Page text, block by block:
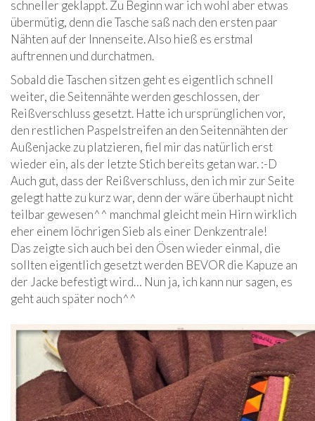
schneller geklappt. Zu Beginn war ich wohl aber etwas
übermütig, denn die Tasche saß nach den ersten paar
Nähten auf der Innenseite. Also hieß es erstmal
auftrennen und durchatmen.
Sobald die Taschen sitzen geht es eigentlich schnell
weiter, die Seitennähte werden geschlossen, der
Reißverschluss gesetzt. Hatte ich ursprünglichen vor,
den restlichen Paspelstreifen an den Seitennähten der
Außenjacke zu platzieren, fiel mir das natürlich erst
wieder ein, als der letzte Stich bereits getan war. :-D
Auch gut, dass der Reißverschluss, den ich mir zur Seite
gelegt hatte zu kurz war, denn der wäre überhaupt nicht
teilbar gewesen^^ manchmal gleicht mein Hirn wirklich
eher einem löchrigen Sieb als einer Denkzentrale!
Das zeigte sich auch bei den Ösen wieder einmal, die
sollten eigentlich gesetzt werden BEVOR die Kapuze an
der Jacke befestigt wird… Nun ja, ich kann nur sagen, es
geht auch später noch^^